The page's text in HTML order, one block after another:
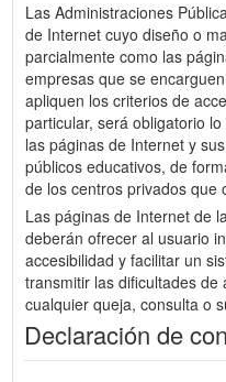
Las Administraciones
de Internet cuyo diseño o
parcialmente como las
empresas que se
apliquen los criterios de
particular, será obligatorio
las páginas de Internet y
públicos educativos, de
de los centros privados que
Las páginas de Internet de
deberán ofrecer al usuario
accesibilidad y facilitar un
transmitir las dificultades
cualquier queja, consulta o
Declaración de